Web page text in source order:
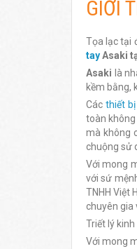
GIỚI
Tọa lạc tại
tayAsaki
Asaki là
kềm bằng,
Các thiết
toàn
mà không
chuộng sử
Với mong
với sứ
TNHH Việt
chuyên gia
Triết lý
Với mong